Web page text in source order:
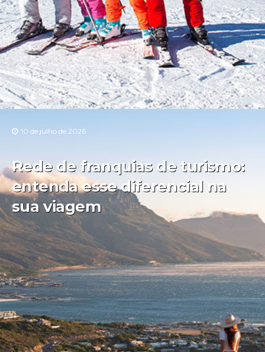
10 de julho de 2026
Rede de franquias de turismo:
entenda esse diferencial na
sua viagem